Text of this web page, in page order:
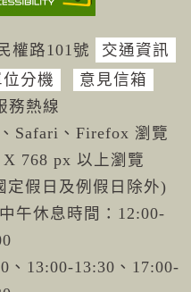
權路101號
交通資訊
位分機
意見信箱
務熱線
Safari、Firefox 瀏覽
768 px 以上瀏覽
定假日及例假日除外)
午休息時間：12:00-
、13:00-13:30、17:00-